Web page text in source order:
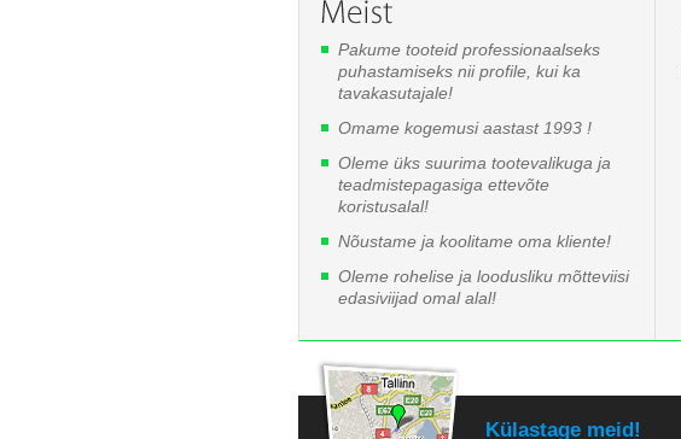
Pakume tooteid professionaalseks
puhastamiseks nii profile, kui ka
tavakasutajale!
Omame kogemusi aastast 1993 !
Oleme üks suurima tootevalikuga ja
teadmistepagasiga ettevõte
koristusalal!
Nõustame ja koolitame oma kliente!
Oleme rohelise ja loodusliku mõtteviisi
edasiviijad omal alal!
Külastage meid!